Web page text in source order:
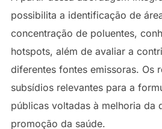
possibilita a identificação de
concentração de poluentes,
hotspots, além de avaliar a
diferentes fontes emissoras. Os
subsídios relevantes para a
públicas voltadas à melhoria da
promoção da saúde.